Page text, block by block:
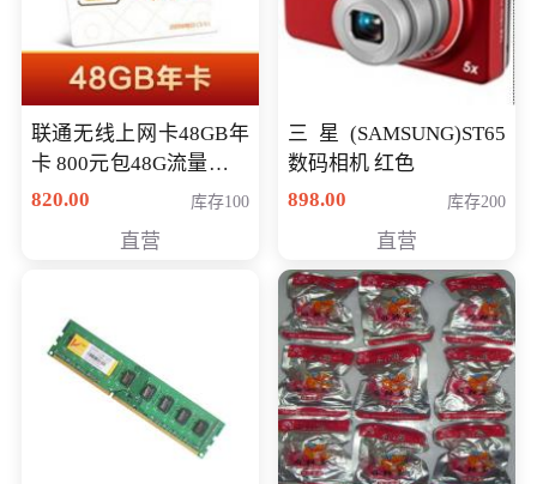
联通无线上网卡48GB年
卡 800元包48G流量，其
中全国流量12G，省内
820.00 库存100
直营
三星(SAMSUNG)ST65
数码相机 红色
898.00
库存200
直营